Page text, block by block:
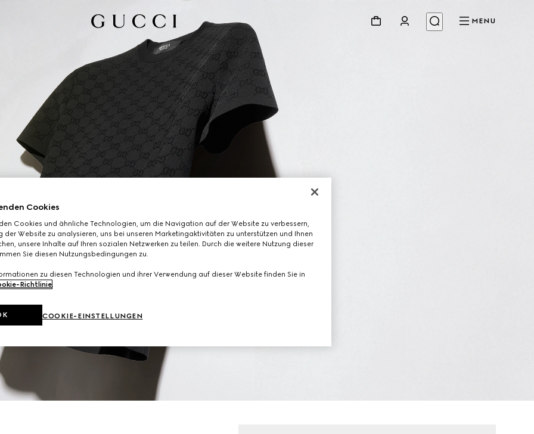
MENU
Cookies
Cookies und ähnliche Technologien, um die Navigation auf der Website zu verbessern,
der Website zu analysieren, uns bei unseren Marketingaktivitäten zu unterstützen und Ihnen
unsere Inhalte auf Ihren sozialen Netzwerken zu teilen. Durch die weitere Nutzung dieser
Sie diesen Nutzungsbedingungen zu.
zu diesen Technologien und ihrer Verwendung auf dieser Website finden Sie in
Richtlinie
COOKIE-EINSTELLUNGEN